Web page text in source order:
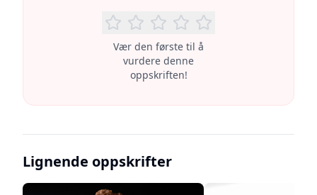
Vær den første til å
vurdere denne
oppskriften!
Lignende oppskrifter